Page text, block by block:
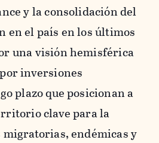
y la consolidación del
en el país en los últimos
una visión hemisférica
inversiones
plazo que posicionan a
clave para la
migratorias, endémicas y